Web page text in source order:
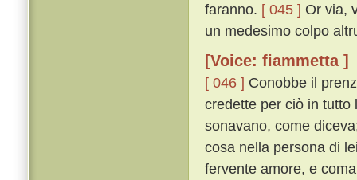
faranno. [ 045 ] Or via,
un medesimo colpo
[Voice: fiammetta ]
[ 046 ] Conobbe il
credette per ciò in
sonavano, come
cosa nella persona di
fervente amore, e